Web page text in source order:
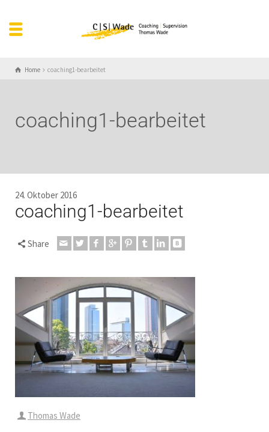
Home coaching1-bearbeitet
coaching1-bearbeitet
24. Oktober 2016
coaching1-bearbeitet
Share
Thomas Wade